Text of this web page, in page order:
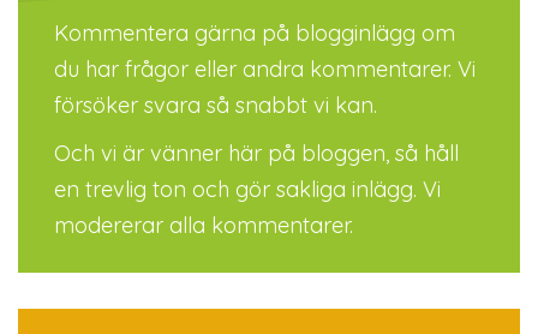
Kommentera gärna på blogginlägg om
du har frågor eller andra kommentarer. Vi
försöker svara så snabbt vi kan.
Och vi är vänner här på bloggen, så håll
en trevlig ton och gör sakliga inlägg. Vi
modererar alla kommentarer.